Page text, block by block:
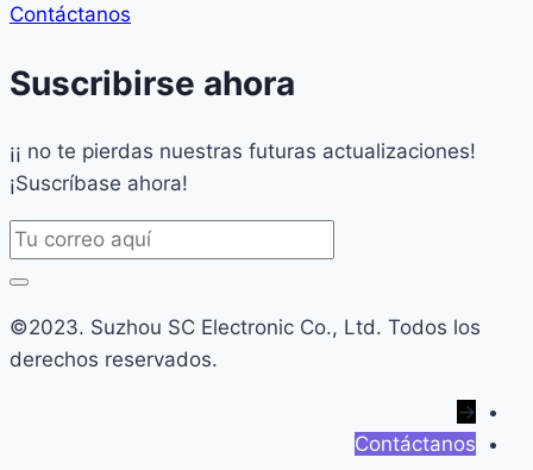
Contáctanos
Suscribirse ahora
¡¡ no te pierdas nuestras futuras actualizaciones!
¡Suscríbase ahora!
©2023. Suzhou SC Electronic Co., Ltd. Todos los
derechos reservados.
→
Contáctanos